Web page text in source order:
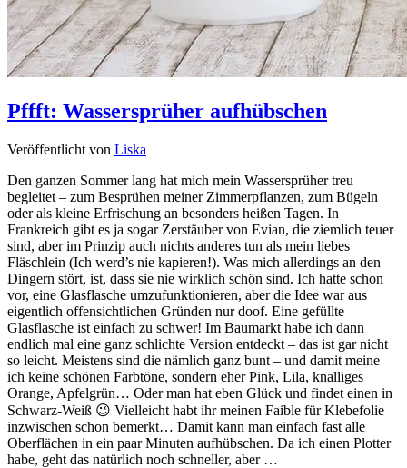
Pffft: Wassersprüher aufhübschen
Veröffentlicht von Liska
Den ganzen Sommer lang hat mich mein Wassersprüher treu
begleitet – zum Besprühen meiner Zimmerpflanzen, zum Bügeln
oder als kleine Erfrischung an besonders heißen Tagen. In
Frankreich gibt es ja sogar Zerstäuber von Evian, die ziemlich teuer
sind, aber im Prinzip auch nichts anderes tun als mein liebes
Fläschlein (Ich werd’s nie kapieren!). Was mich allerdings an den
Dingern stört, ist, dass sie nie wirklich schön sind. Ich hatte schon
vor, eine Glasflasche umzufunktionieren, aber die Idee war aus
eigentlich offensichtlichen Gründen nur doof. Eine gefüllte
Glasflasche ist einfach zu schwer! Im Baumarkt habe ich dann
endlich mal eine ganz schlichte Version entdeckt – das ist gar nicht
so leicht. Meistens sind die nämlich ganz bunt – und damit meine
ich keine schönen Farbtöne, sondern eher Pink, Lila, knalliges
Orange, Apfelgrün… Oder man hat eben Glück und findet einen in
Schwarz-Weiß 😉 Vielleicht habt ihr meinen Faible für Klebefolie
inzwischen schon bemerkt… Damit kann man einfach fast alle
Oberflächen in ein paar Minuten aufhübschen. Da ich einen Plotter
habe, geht das natürlich noch schneller, aber …